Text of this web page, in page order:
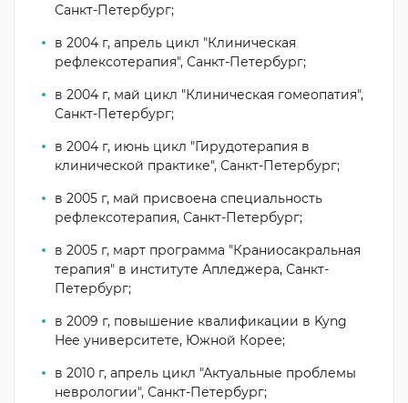
Санкт-Петербург;
в 2004 г, апрель цикл "Клиническая
рефлексотерапия", Санкт-Петербург;
в 2004 г, май цикл "Клиническая гомеопатия",
Санкт-Петербург;
в 2004 г, июнь цикл "Гирудотерапия в
клинической практике", Санкт-Петербург;
в 2005 г, май присвоена специальность
рефлексотерапия, Санкт-Петербург;
в 2005 г, март программа "Краниосакральная
терапия" в институте Апледжера, Санкт-
Петербург;
в 2009 г, повышение квалификации в Kyng
Heе университете, Южной Корее;
в 2010 г, апрель цикл "Актуальные проблемы
неврологии", Санкт-Петербург;